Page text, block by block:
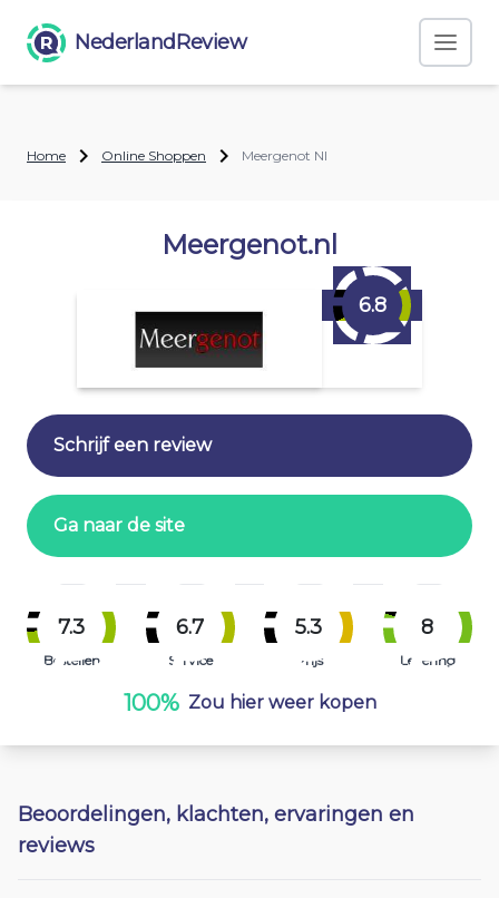
NederlandReview
Home Online Shoppen Meergenot Nl
Meergenot.nl
6.8
Schrijf een review
Ga naar de site
7.3
Bestellen
6.7
Service
5.3
Prijs
8
Levering
100% Zou hier weer kopen
Beoordelingen, klachten, ervaringen en
reviews